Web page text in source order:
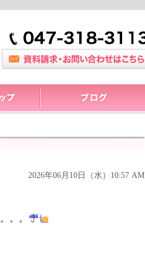
2026年06月10日（水）10:57 AM
。。